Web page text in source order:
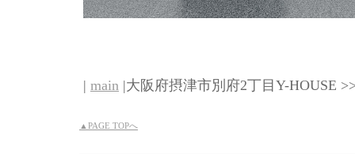
| main |大阪府摂津市別府2丁目Y-HOUSE
▲PAGE TOPへ